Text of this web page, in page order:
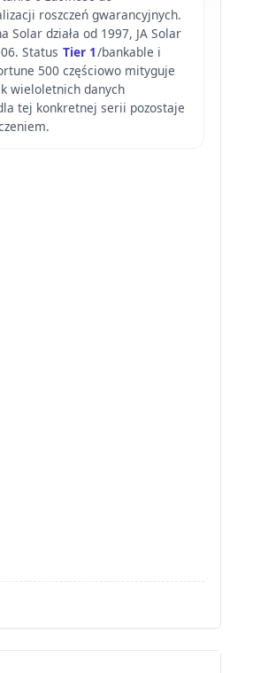
roszczeń gwarancyjnych.
Solar działa od 1997, JA Solar
Status Tier 1/bankable i
500 częściowo mityguje
wieloletnich danych
tej konkretnej serii pozostaje